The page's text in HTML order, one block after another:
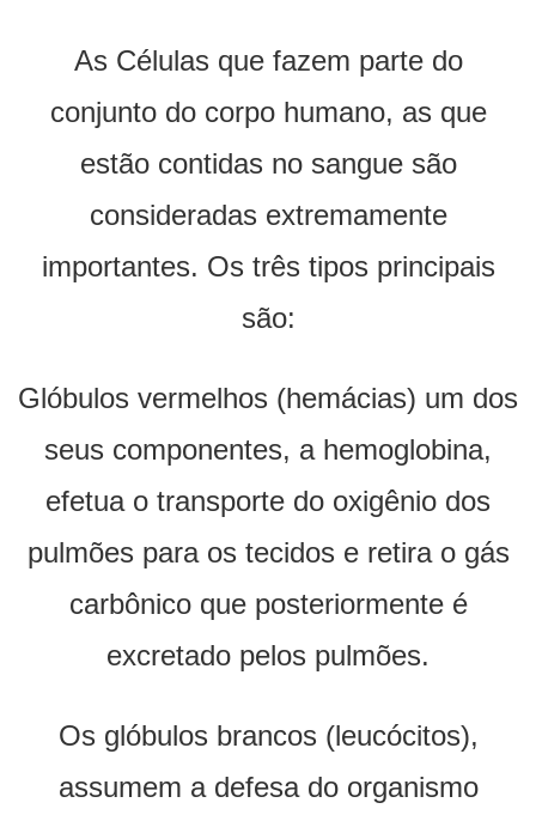
As Células que fazem parte do
conjunto do corpo humano, as que
estão contidas no sangue são
consideradas extremamente
importantes. Os três tipos principais
são:
Glóbulos vermelhos (hemácias) um dos
seus componentes, a hemoglobina,
efetua o transporte do oxigênio dos
pulmões para os tecidos e retira o gás
carbônico que posteriormente é
excretado pelos pulmões.
Os glóbulos brancos (leucócitos),
assumem a defesa do organismo